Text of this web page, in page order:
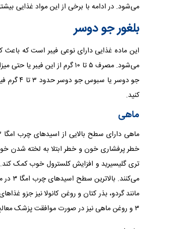
می‌شود. در ادامه با برخی از این مواد غذایی
بلغور جو دوسر
این ماده غذایی دارای نوعی فیبر است که باعث
می‌شود. مصرف ۵ تا ۱۰ گرم از
جو دوسر
کنید.
ماهی
خطر پرفشاری خون و خطر ابتلا به لخته شدن
۳ و روغن ماهی نیز در صورت موافقت پزشک معالج گزینه ای دیگر برای کمک به کهشچربی خون است.